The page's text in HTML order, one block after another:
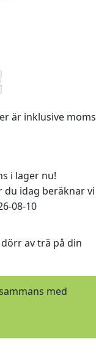
är inklusive moms
i lager nu!
du idag beräknar vi
08-10
av trä på din
med